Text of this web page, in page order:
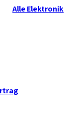
Alle Elektronik